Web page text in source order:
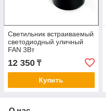
Светильник встраиваемый
светодиодный уличный
FAN 3Вт
12 350 ₸
Купить